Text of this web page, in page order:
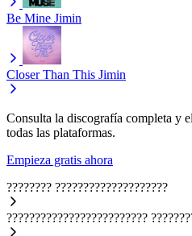
Be Mine Jimin
Closer Than This Jimin
Consulta la discografía completa y
todas las plataformas.
Empieza gratis ahora
???????? ????????????????????
?????????????????????????